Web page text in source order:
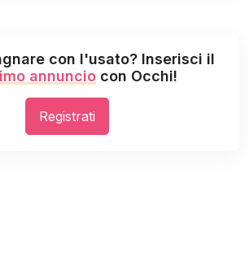
con l'usato? Inserisci il
annunciocon Occhi!
Registrati